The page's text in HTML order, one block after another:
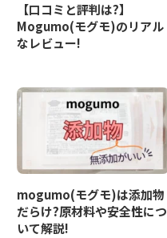
【口コミと評判は?】
Mogumo(モグモ)のリアル
なレビュー!
mogumo(モグモ)は添加物
だらけ?原材料や安全性につ
いて解説!